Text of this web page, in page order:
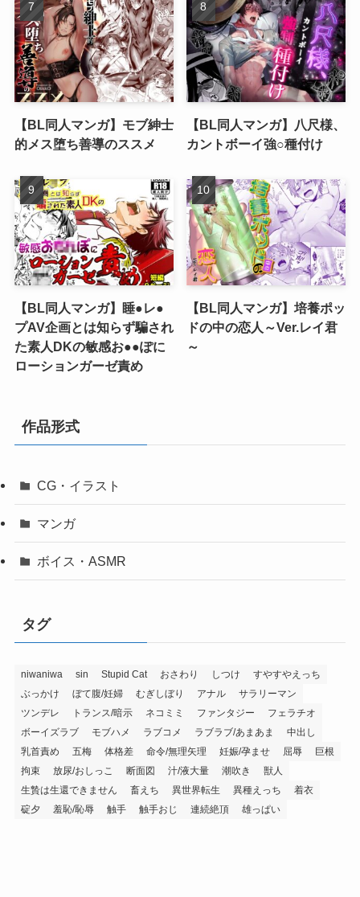
【BL同人マンガ】モブ紳士
的メス堕ち善導のススメ
【BL同人マンガ】八尺様、
カントボーイ強○種付け
【BL同人マンガ】睡●レ●
プAV企画とは知らず騙され
た素人DKの敏感お●●ぽに
ローションガーゼ責め
【BL同人マンガ】培養ポッ
ドの中の恋人～Ver.レイ君
～
作品形式
CG・イラスト
マンガ
ボイス・ASMR
タグ
niwaniwa sin Stupid Cat おさわり しつけ
すやすやえっち
ぶっかけ
ぼて腹/妊婦 むぎしぼり アナル
サラリーマン
ツンデレ
トランス/暗示 ネコミミ ファンタジー
フェラチオ
ボーイズラブ
モブハメ ラブコメ ラブラブ/あまあま
中出し
乳首責め
五梅 体格差 命令/無理矢理 妊娠/孕ませ 屈辱
巨根
拘束
放尿/おしっこ 断面図 汁/液大量 潮吹き
獣人
生贄は生還できません
畜えち 異世界転生 異種えっち
着衣
碇夕
羞恥/恥辱 触手 触手おじ 連続絶頂 雄っぱい